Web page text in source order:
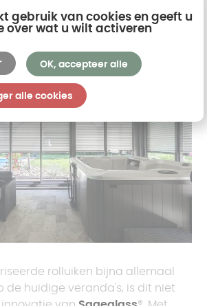
rolluiken bijna allemaal
de huidige veranda's, is dit niet
gebruik van cookies en geeft u
over wat u wilt activeren
OK, accepteer alle
alle cookies